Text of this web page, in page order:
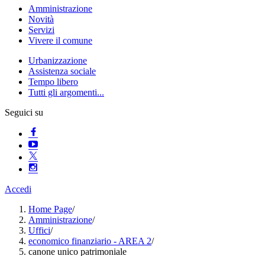
Amministrazione
Novità
Servizi
Vivere il comune
Urbanizzazione
Assistenza sociale
Tempo libero
Tutti gli argomenti...
Seguici su
Accedi
Home Page/
Amministrazione/
Uffici/
economico finanziario - AREA 2/
canone unico patrimoniale